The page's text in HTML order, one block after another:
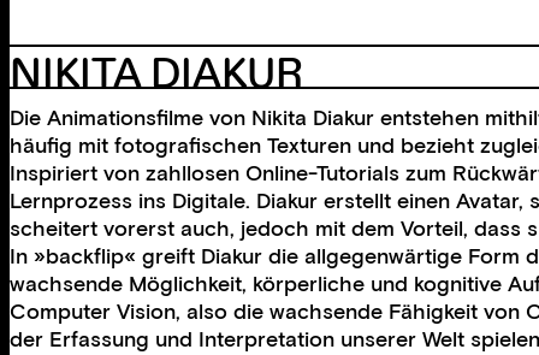
NIKITA DIAKUR
Die Animationsfilme von Nikita Diakur entstehen
häufig mit fotografischen Texturen und bezieht
Inspiriert von zahllosen Online-Tutorials zum
Lernprozess ins Digitale. Diakur erstellt einen
scheitert vorerst auch, jedoch mit dem Vorteil, dass
In »backflip« greift Diakur die allgegenwärtige Form
wachsende Möglichkeit, körperliche und kognitive
Computer Vision, also die wachsende Fähigkeit von
der Erfassung und Interpretation unserer Welt